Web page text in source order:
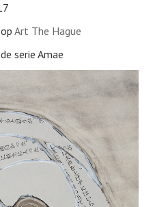
op Art The Hague
serie Amae